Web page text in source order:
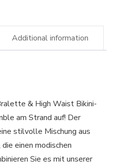
Additional information
& High Waist Bikini-
am Strand auf! Der
stilvolle Mischung aus
einen modischen
Sie es mit unserer